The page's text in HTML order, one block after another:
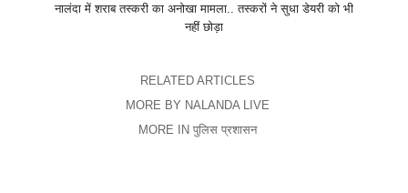
नालंदा में शराब तस्करी का अनोखा मामला.. तस्करों ने सुधा डेयरी को भी
नहीं छोड़ा
RELATED ARTICLES
MORE BY NALANDA LIVE
MORE IN पुलिस प्रशासन